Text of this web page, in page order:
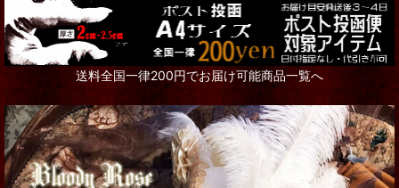
送料全国一律200円でお届け可能商品一覧へ